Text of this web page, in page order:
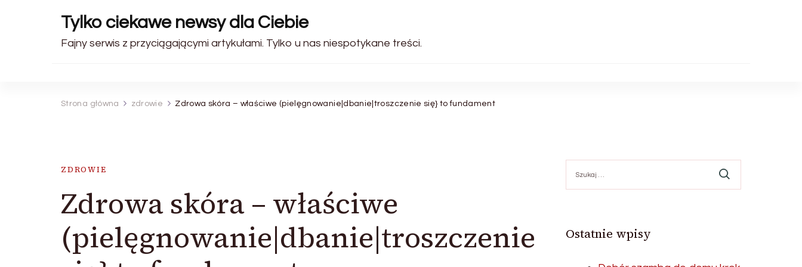
Tylko ciekawe newsy dla Ciebie
Fajny serwis z przyciągającymi artykułami. Tylko u nas niespotykane treści.
Strona główna zdrowie Zdrowa skóra – właściwe (pielęgnowanie|dbanie|troszczenie się} to fundament
ZDROWIE
Zdrowa skóra – właściwe
(pielęgnowanie|dbanie|troszczenie
Ostatnie wpisy